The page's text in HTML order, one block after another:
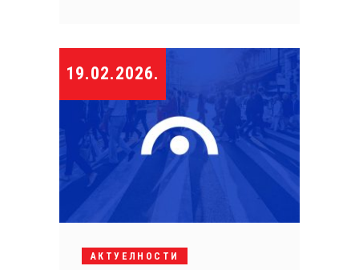
19.02.2026.
АКТУЕЛНОСТИ